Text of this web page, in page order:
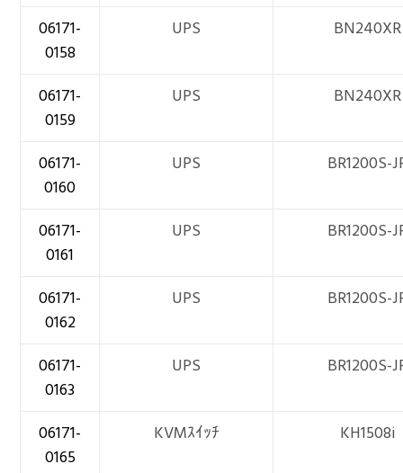
06171-
0158
UPS BN240XR
06171-
0159
UPS BN240XR
06171-
0160
UPS BR1200S-
06171-
0161
UPS BR1200S-
06171-
0162
UPS BR1200S-
06171-
0163
UPS BR1200S-
06171-
0165
KVMｽｲｯﾁ KH1508i